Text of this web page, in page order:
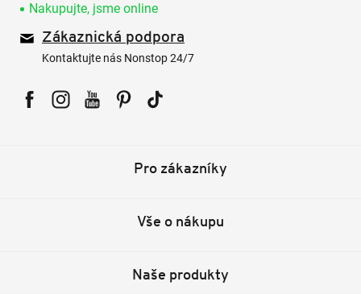
Nakupujte, jsme online
Zákaznická podpora
Kontaktujte nás Nonstop 24/7
Pro zákazníky
Vše o nákupu
Naše produkty